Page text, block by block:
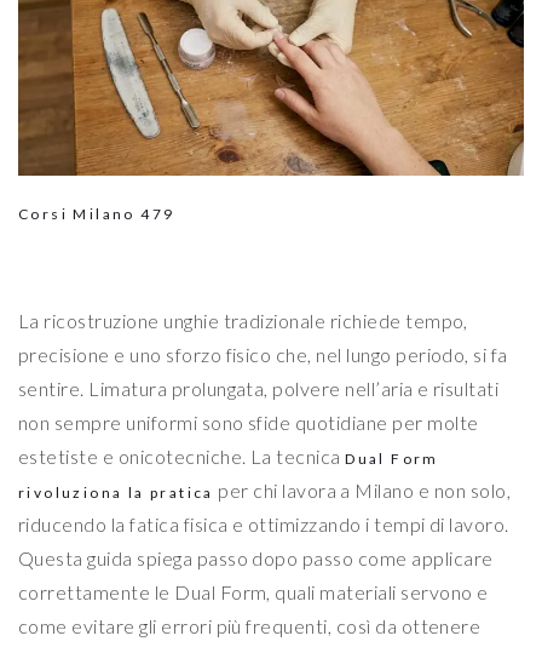
Corsi Milano479
La ricostruzione unghie tradizionale richiede tempo,
precisione e uno sforzo fisico che, nel lungo periodo, si fa
sentire. Limatura prolungata, polvere nell’aria e risultati
non sempre uniformi sono sfide quotidiane per molte
estetiste e onicotecniche. La tecnicaDual Form
rivoluziona la pratica per chi lavora a Milano e non solo,
riducendo la fatica fisica e ottimizzando i tempi di lavoro.
Questa guida spiega passo dopo passo come applicare
correttamente le Dual Form, quali materiali servono e
come evitare gli errori più frequenti, così da ottenere